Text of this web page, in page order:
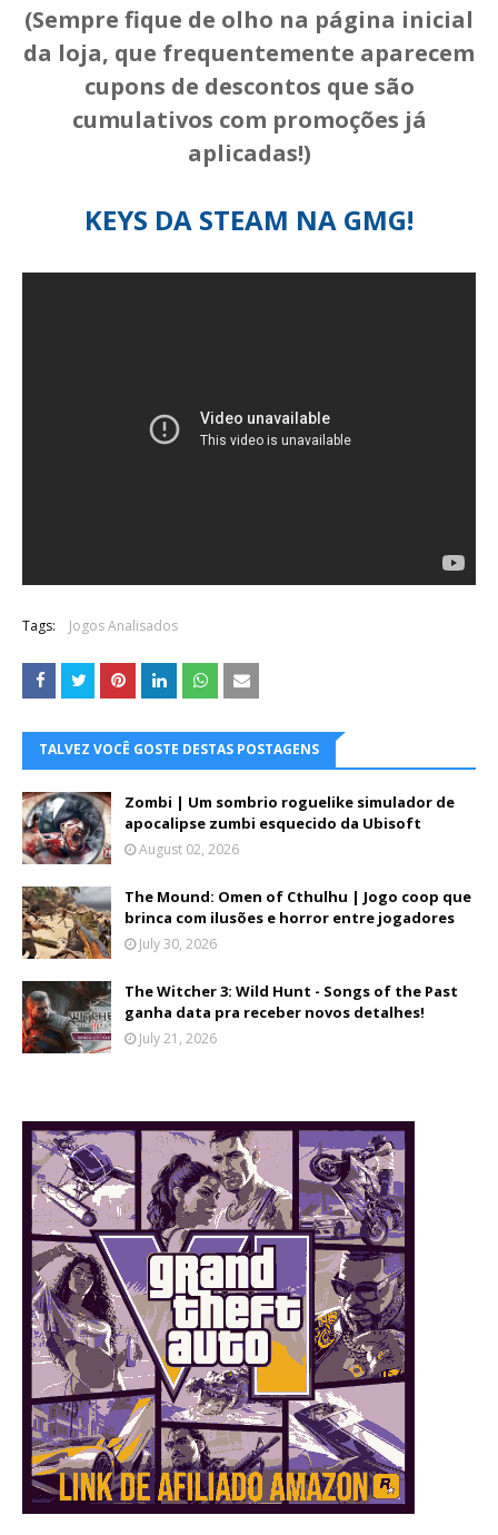
(Sempre fique de olho na página inicial
da loja, que frequentemente aparecem
cupons de descontos que são
cumulativos com promoções já
aplicadas!)
KEYS DA STEAM NA GMG!
Tags: Jogos Analisados
TALVEZ VOCÊ GOSTE DESTAS POSTAGENS
Zombi | Um sombrio roguelike simulador de
apocalipse zumbi esquecido da Ubisoft
August 02, 2026
The Mound: Omen of Cthulhu | Jogo coop que
brinca com ilusões e horror entre jogadores
July 30, 2026
The Witcher 3: Wild Hunt - Songs of the Past
ganha data pra receber novos detalhes!
July 21, 2026